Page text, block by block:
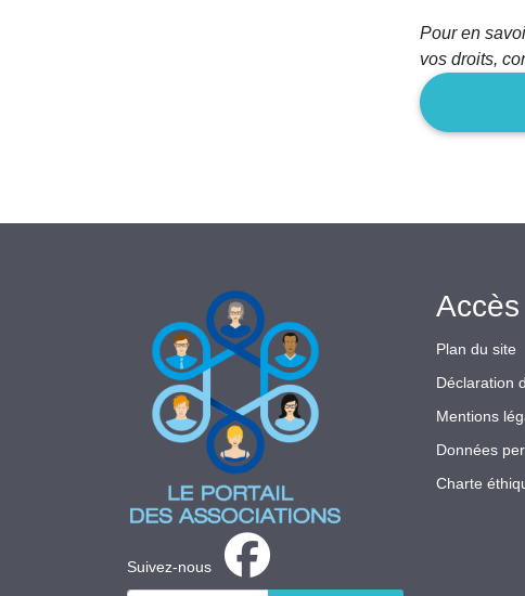
Pour en
vos droits,
Suivez-nous
Plan du site
Déclaration
Mentions
Données
Charte